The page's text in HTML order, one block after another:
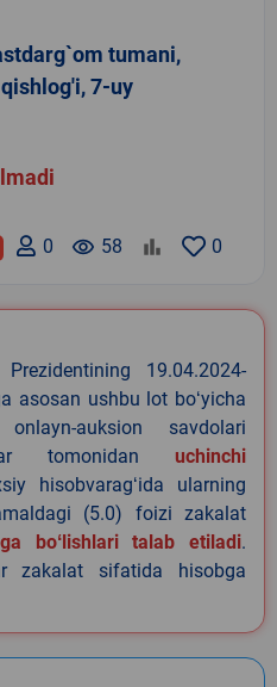
tumani,
7-uy
0
remove_red_eye 58
0
Prezidentining 19.04.2024-
asosan ushbu lot boʻyicha
auksion savdolari
tomonidan uchinchi
hisobvaragʻida ularning
(5.0) foizi zakalat
boʻlishlari talab etiladi.
zakalat sifatida hisobga